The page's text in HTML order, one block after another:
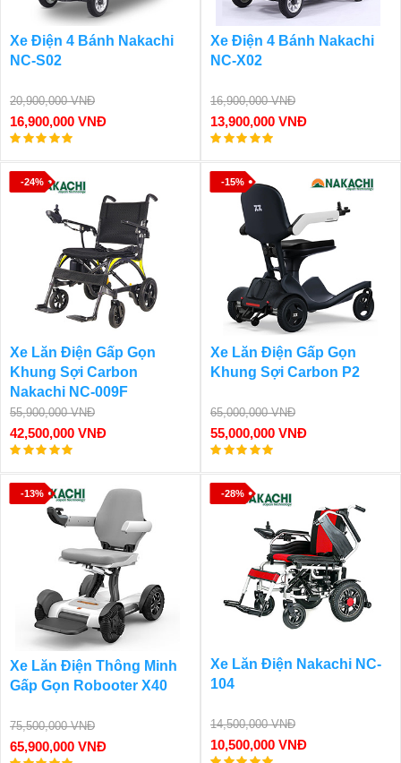
Xe Điện 4 Bánh Nakachi
NC-S02
20,900,000 VNĐ
16,900,000 VNĐ
Xe Điện 4 Bánh Nakachi
NC-X02
16,900,000 VNĐ
13,900,000 VNĐ
-24%
Xe Lăn Điện Gấp Gọn
Khung Sợi Carbon
Nakachi NC-009F
55,900,000 VNĐ
42,500,000 VNĐ
-15%
Xe Lăn Điện Gấp Gọn
Khung Sợi Carbon P2
65,000,000 VNĐ
55,000,000 VNĐ
-13%
Xe Lăn Điện Thông Minh
Gấp Gọn Robooter X40
75,500,000 VNĐ
65,900,000 VNĐ
-28%
Xe Lăn Điện Nakachi NC-
104
14,500,000 VNĐ
10,500,000 VNĐ